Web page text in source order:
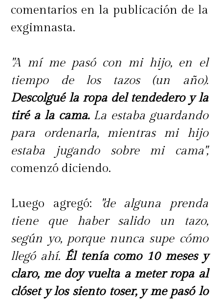
comentarios en la publicación de la
exgimnasta.
"A mí me pasó con mi hijo, en el
tiempo de los tazos (un año).
Descolgué la ropa del tendedero y la
tiré a la cama.La estaba guardando
para ordenarla, mientras mi hijo
estaba jugando sobre mi cama",
comenzó diciendo.
Luego agregó:
"de alguna prenda
tiene que haber salido un tazo,
según yo, porque nunca supe cómo
llegó ahí. Él tenía como 10 meses y
claro, me doy vuelta a meter ropa al
clóset y los siento toser, y me pasó lo